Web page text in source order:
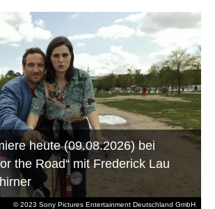
© 2023 Sony Pictures Entertainment Deutschland GmbH
heute (09.08.2026) bei
the Road“ mit Frederick Lau